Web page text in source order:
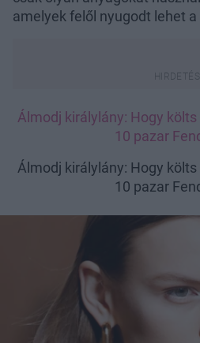
amelyek felől nyugodt lehet
Álmodj királylány: Hogy
10 pazar
Álmodj királylány: Hogy
10 pazar